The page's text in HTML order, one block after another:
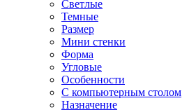
Светлые
Темные
Размер
Мини стенки
Форма
Угловые
Особенности
С компьютерным столом
Назначение